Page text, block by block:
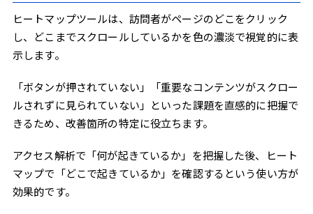
ヒートマップツールは、訪問者がページのどこをクリック
し、どこまでスクロールしているかを色の濃淡で視覚的に表
示します。
「ボタンが押されていない」「重要なコンテンツがスクロー
ルされずに見られていない」といった課題を直感的に把握で
きるため、改善箇所の特定に役立ちます。
アクセス解析で「何が起きているか」を把握した後、ヒート
マップで「どこで起きているか」を確認するという使い方が
効果的です。